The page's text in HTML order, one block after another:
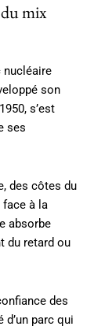
mix
nucléaire
son
s’est
ses
des côtes du
face à la
absorbe
du retard ou
des
parc qui